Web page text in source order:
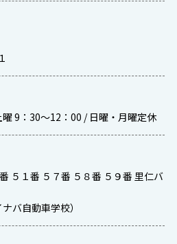
9：30～12：00 / 日曜・月曜定休
５１番 ５７番 ５８番 ５９番 里仁バ
バ自動車学校）